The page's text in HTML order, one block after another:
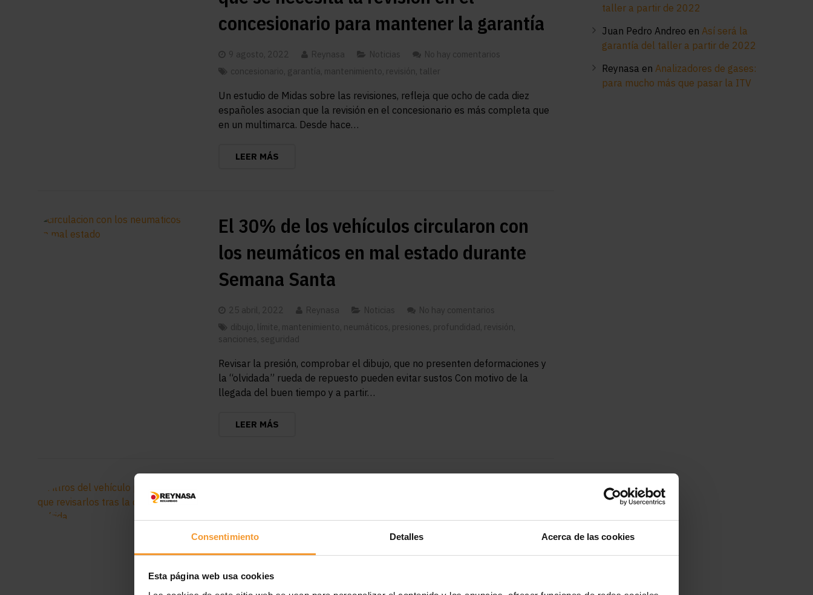
Consentimiento Detalles Acerca de las cookies
Esta página web usa cookies
concesionario para mantener la garantía
9 agosto, 2022 Reynasa Noticias
No hay comentarios
concesionario, garantía, mantenimiento, revisión, taller
Un estudio de Midas sobre las revisiones, refleja que ocho de cada diez
españoles asocian que la revisión en el concesionario es más completa que
en un multimarca. Desde hace…
LEER MÁS
El 30% de los vehículos circularon con
los neumáticos en mal estado durante
Semana Santa
25 abril, 2022 Reynasa Noticias
No hay comentarios
dibujo, límite, mantenimiento, neumáticos, presiones, profundidad, revisión,
sanciones, seguridad
Revisar la presión, comprobar el dibujo, que no presenten deformaciones y
la “olvidada” rueda de repuesto pueden evitar sustos Con motivo de la
llegada del buen tiempo y a partir…
LEER MÁS
revisarlos tras la calima?
23 marzo, 2022 Reynasa
El episodio meteorológico de la pasada semana obligará a revisar los filtros
taller a partir de 2022
Juan Pedro Andreo en Así será la
garantía del taller a partir de 2022
Reynasa en Analizadores de gases:
para mucho más que pasar la ITV